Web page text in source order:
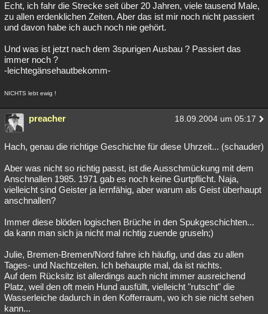
Echt, ich fahr die Strecke seit über 20 Jahren, viele tausend Male,
zu allen erdenklichen Zeiten. Aber das ist mir noch nicht passiert
und davon habe ich auch noch nie gehört.
Und was ist jetzt nach dem 3spurigen Ausbau ? Passiert das
immer noch ?
-leichtegänsehautbekomm-
NICHTS lebt ewig !
preacher 18.09.2004 um 05:17
Hach, genau die richtige Geschichte für diese Uhrzeit... (schauder)
Aber was nicht so richtig passt, ist die Ausschmückung mit dem
Anschnallen 1985. 1971 gab es noch keine Gurtpflicht. Naja,
vielleicht sind Geister ja lernfähig, aber warum als Geist überhaupt
anschnallen?
Immer diese blöden logischen Brüche in den Spukgeschichten...
da kann man sich ja nicht mal richtig zuende gruseln;)
Julie, Bremen-Bremen/Nord fahre ich häufig, und das zu allen
Tages- und Nachtzeiten. Ich behaupte mal, da ist nichts.
Auf dem Rücksitz ist allerdings auch nicht immer ausreichend
Platz, weil den oft mein Hund ausfüllt, vielleicht "rutscht" die
Wasserleiche dadurch in den Kofferraum, wo ich sie nicht sehen
kann...